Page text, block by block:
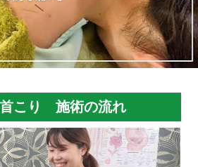
こり 施術の流れ